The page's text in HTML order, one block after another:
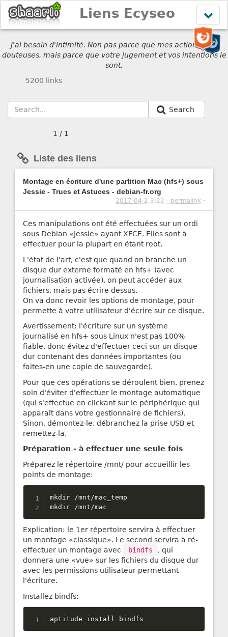
le
menu
Liens Ecyseo
J'ai besoin d'intimité. Non pas parce que mes actions sont
douteuses, mais parce que votre jugement et vos intentions le
sont.
5200 links
Search
1 / 1
Liste des liens
Montage en écriture d'une partition Mac (hfs+) sous
Jessie - Trucs et Astuces - debian-fr.org
2017-04-2 3:22 - permalink -
Ces manipulations ont été effectuées sur un ordi
sous Debian «Jessie» ayant XFCE. Elles sont à
effectuer pour la plupart en étant root.
L'état de l'art, c'est que quand on branche un
disque dur externe formaté en hfs+ (avec
journalisation activée), on peut accéder aux
fichiers, mais pas écrire dessus.
On va donc revoir les options de montage, pour
permette à votre utilisateur d'écrire sur ce disque.
Avertissement: l'écriture sur un système
journalisé en hfs+ sous Linux n'est pas 100%
fiable, donc évitez d'effectuer ceci sur un disque
dur contenant des données importantes (ou
faites-en une copie de sauvegarde).
Pour que ces opérations se déroulent bien, prenez
soin d'éviter d'effectuer le montage automatique
(qui s'effectue en clickant sur le périphérique qui
apparaît dans votre gestionnaire de fichiers).
Sinon, démontez-le, débranchez la prise USB et
remettez-la.
Préparation - à effectuer une seule fois
Préparez le répertoire /mnt/ pour accueillir les
points de montage:
mkdir /mnt/mac_temp
mkdir /mnt/mac
Explication: le 1er répertoire servira à effectuer
un montage «classique». Le second servira à ré-
effectuer un montage avec
bindfs
, qui
donnera une «vue» sur les fichiers du disque dur
avec les permissions utilisateur permettant
l'écriture.
Installez bindfs:
aptitude install bindfs